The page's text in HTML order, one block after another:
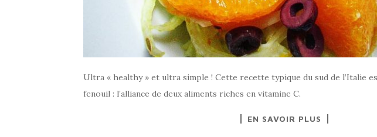
Ultra « healthy » et ultra simple ! Cette recette typique du sud de l’Italie
fenouil : l’alliance de deux aliments riches en vitamine C.
EN SAVOIR PLUS